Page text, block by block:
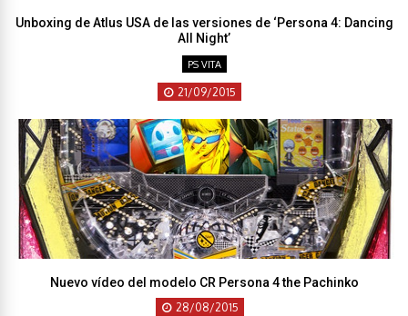
Unboxing de Atlus USA de las versiones de ‘Persona 4: Dancing
All Night’
PS VITA
21/09/2015
Nuevo vídeo del modelo CR Persona 4 the Pachinko
28/08/2015